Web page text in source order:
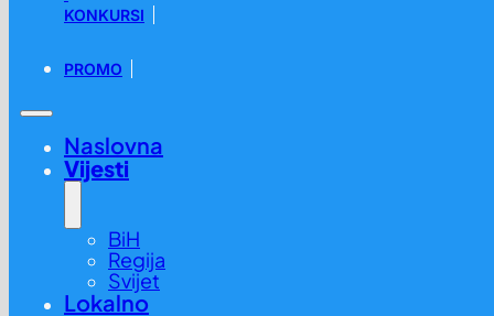
KONKURSI
PROMO
Naslovna
Vijesti
BiH
Regija
Svijet
Lokalno